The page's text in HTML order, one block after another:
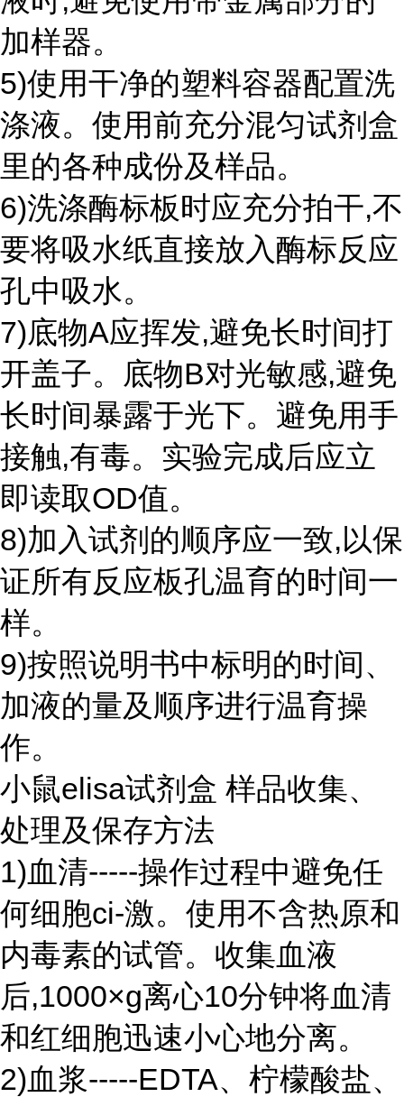
加样器。
5)使用干净的塑料容器配置洗
涤液。使用前充分混匀试剂盒
里的各种成份及样品。
6)洗涤酶标板时应充分拍干,不
要将吸水纸直接放入酶标反应
孔中吸水。
7)底物A应挥发,避免长时间打
开盖子。底物B对光敏感,避免
长时间暴露于光下。避免用手
接触,有毒。实验完成后应立
即读取OD值。
8)加入试剂的顺序应一致,以保
证所有反应板孔温育的时间一
样。
9)按照说明书中标明的时间、
加液的量及顺序进行温育操
作。
小鼠elisa试剂盒 样品收集、
处理及保存方法
1)血清-----操作过程中避免任
何细胞ci-激。使用不含热原和
内毒素的试管。收集血液
后,1000×g离心10分钟将血清
和红细胞迅速小心地分离。
2)血浆-----EDTA、柠檬酸盐、